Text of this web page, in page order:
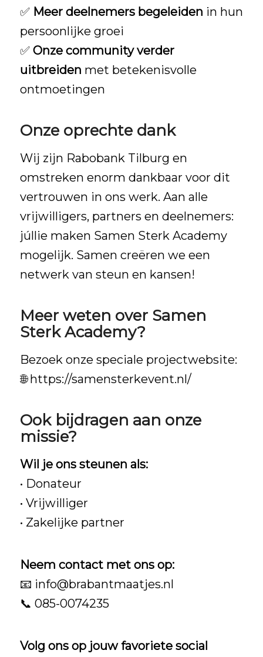
✅ Meer deelnemers begeleiden in hun
persoonlijke groei
✅ Onze community verder
uitbreiden met betekenisvolle
ontmoetingen
Onze oprechte dank
Wij zijn Rabobank Tilburg en
omstreken enorm dankbaar voor dit
vertrouwen in ons werk. Aan alle
vrijwilligers, partners en deelnemers:
júllie maken Samen Sterk Academy
mogelijk. Samen creëren we een
netwerk van steun en kansen!
Meer weten over Samen
Sterk Academy?
Bezoek onze speciale projectwebsite:
🌐https://samensterkevent.nl/
Ook bijdragen aan onze
missie?
Wil je ons steunen als:
• Donateur
• Vrijwilliger
• Zakelijke partner
Neem contact met ons op:
📧 info@brabantmaatjes.nl
📞 085-0074235
Volg ons op jouw favoriete social